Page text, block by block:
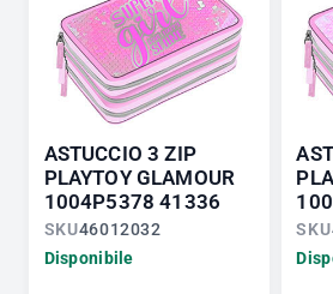
ASTUCCIO 3 ZIP
PLAYTOY GLAMOUR
1004P5378 41336
SKU46012032
Disponibile
SKU